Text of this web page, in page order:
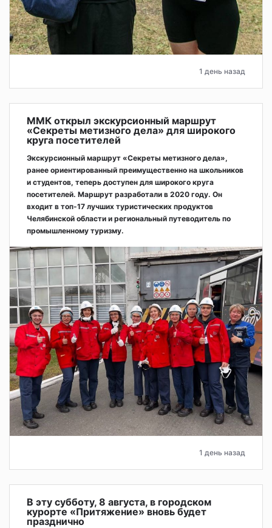
1 день назад
ММК открыл экскурсионный маршрут
«Секреты метизного дела» для широкого
круга посетителей
Экскурсионный маршрут «Секреты метизного дела»,
ранее ориентированный преимущественно на школьников
и студентов, теперь доступен для широкого круга
посетителей. Маршрут разработали в 2020 году. Он
входит в топ-17 лучших туристических продуктов
Челябинской области и региональный путеводитель по
промышленному туризму.
1 день назад
В эту субботу, 8 августа, в городском
курорте «Притяжение» вновь будет
празднично